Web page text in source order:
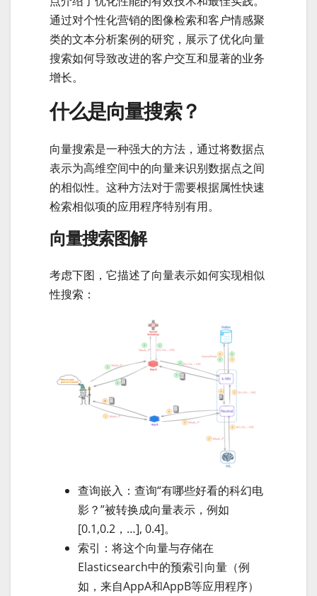
通过对个性化营销的图像检索和客户情感聚
类的文本分析案例的研究，展示了优化向量
搜索如何导致改进的客户交互和显著的业务
增长。
什么是向量搜索？
向量搜索是一种强大的方法，通过将数据点
表示为高维空间中的向量来识别数据点之间
的相似性。这种方法对于需要根据属性快速
检索相似项的应用程序特别有用。
向量搜索图解
考虑下图，它描述了向量表示如何实现相似
性搜索：
查询嵌入：查询“有哪些好看的科幻电
影？”被转换成向量表示，例如
[0.1,0.2，…], 0.4]。
索引：将这个向量与存储在
Elasticsearch中的预索引向量（例
如，来自AppA和AppB等应用程序）